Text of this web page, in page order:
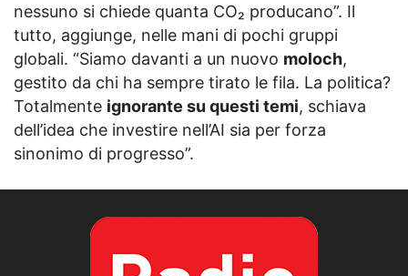
nessuno si chiede quanta CO₂ producano”. Il
tutto, aggiunge, nelle mani di pochi gruppi
globali. “Siamo davanti a un nuovo moloch,
gestito da chi ha sempre tirato le fila. La politica?
Totalmente ignorante su questi temi, schiava
dell’idea che investire nell’AI sia per forza
sinonimo di progresso”.